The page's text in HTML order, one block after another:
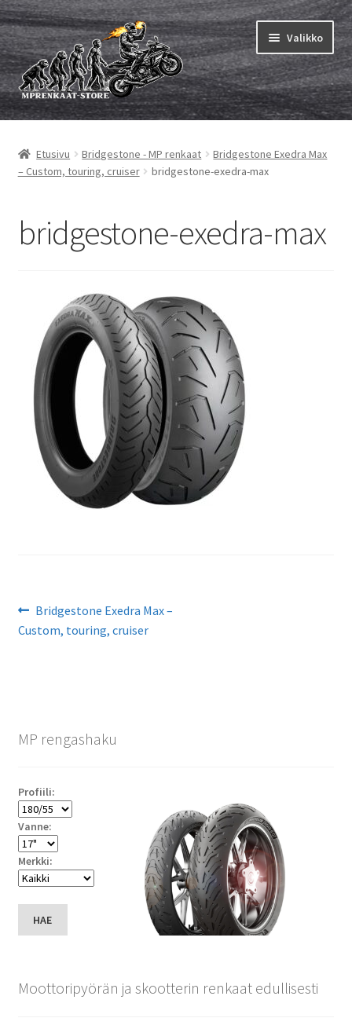
Siirry
navigointiin
Siirry
sisältöön
Valikko
MP renkaat
tason
Sisärenkaat ja nauhat
tason
Vinkit&ohjeet
Etusivu Bridgestone - MP renkaat
Bridgestone Exedra Max
– Custom, touring, cruiser
bridgestone-exedra-max
bridgestone-exedra-max
Artikkelien
selaus
Edellinen
artikkeli
Bridgestone Exedra Max –
Custom, touring, cruiser
MP rengashaku
Profiili:
Vanne:
Merkki:
HAE
Moottoripyörän ja skootterin renkaat edullisesti